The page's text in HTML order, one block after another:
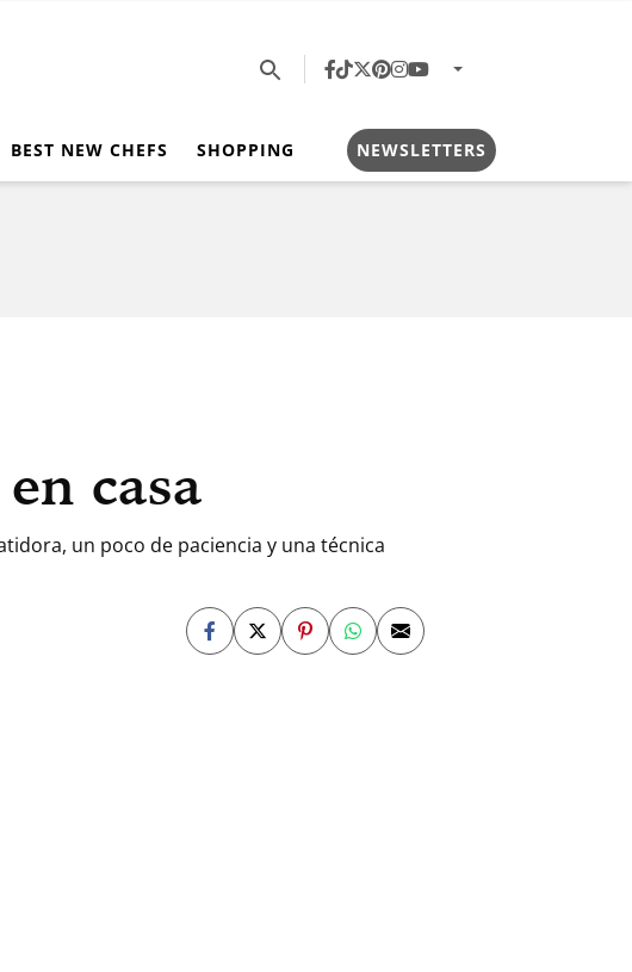
BEST NEW CHEFS SHOPPING NEWSLETTERS
casa
un poco de paciencia y una técnica